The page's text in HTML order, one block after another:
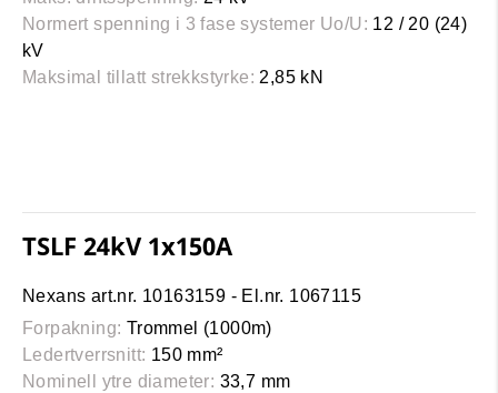
Normert spenning i 3 fase systemer Uo/U: 12 / 20 (24)
kV
Maksimal tillatt strekkstyrke: 2,85 kN
TSLF 24kV 1x150A
Nexans art.nr. 10163159 - El.nr. 1067115
Forpakning: Trommel (1000m)
Ledertverrsnitt: 150 mm²
Nominell ytre diameter: 33,7 mm